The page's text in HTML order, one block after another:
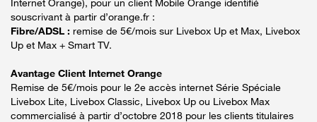
souscrivant à partir d’orange.fr :
Fibre/ADSL : remise de 5€/mois sur Livebox Up et Max, Livebox
Up et Max + Smart TV.
Avantage Client Internet Orange
Remise de 5€/mois pour le 2e accès internet Série Spéciale
Livebox Lite, Livebox Classic, Livebox Up ou Livebox Max
commercialisé à partir d’octobre 2018 pour les clients titulaires